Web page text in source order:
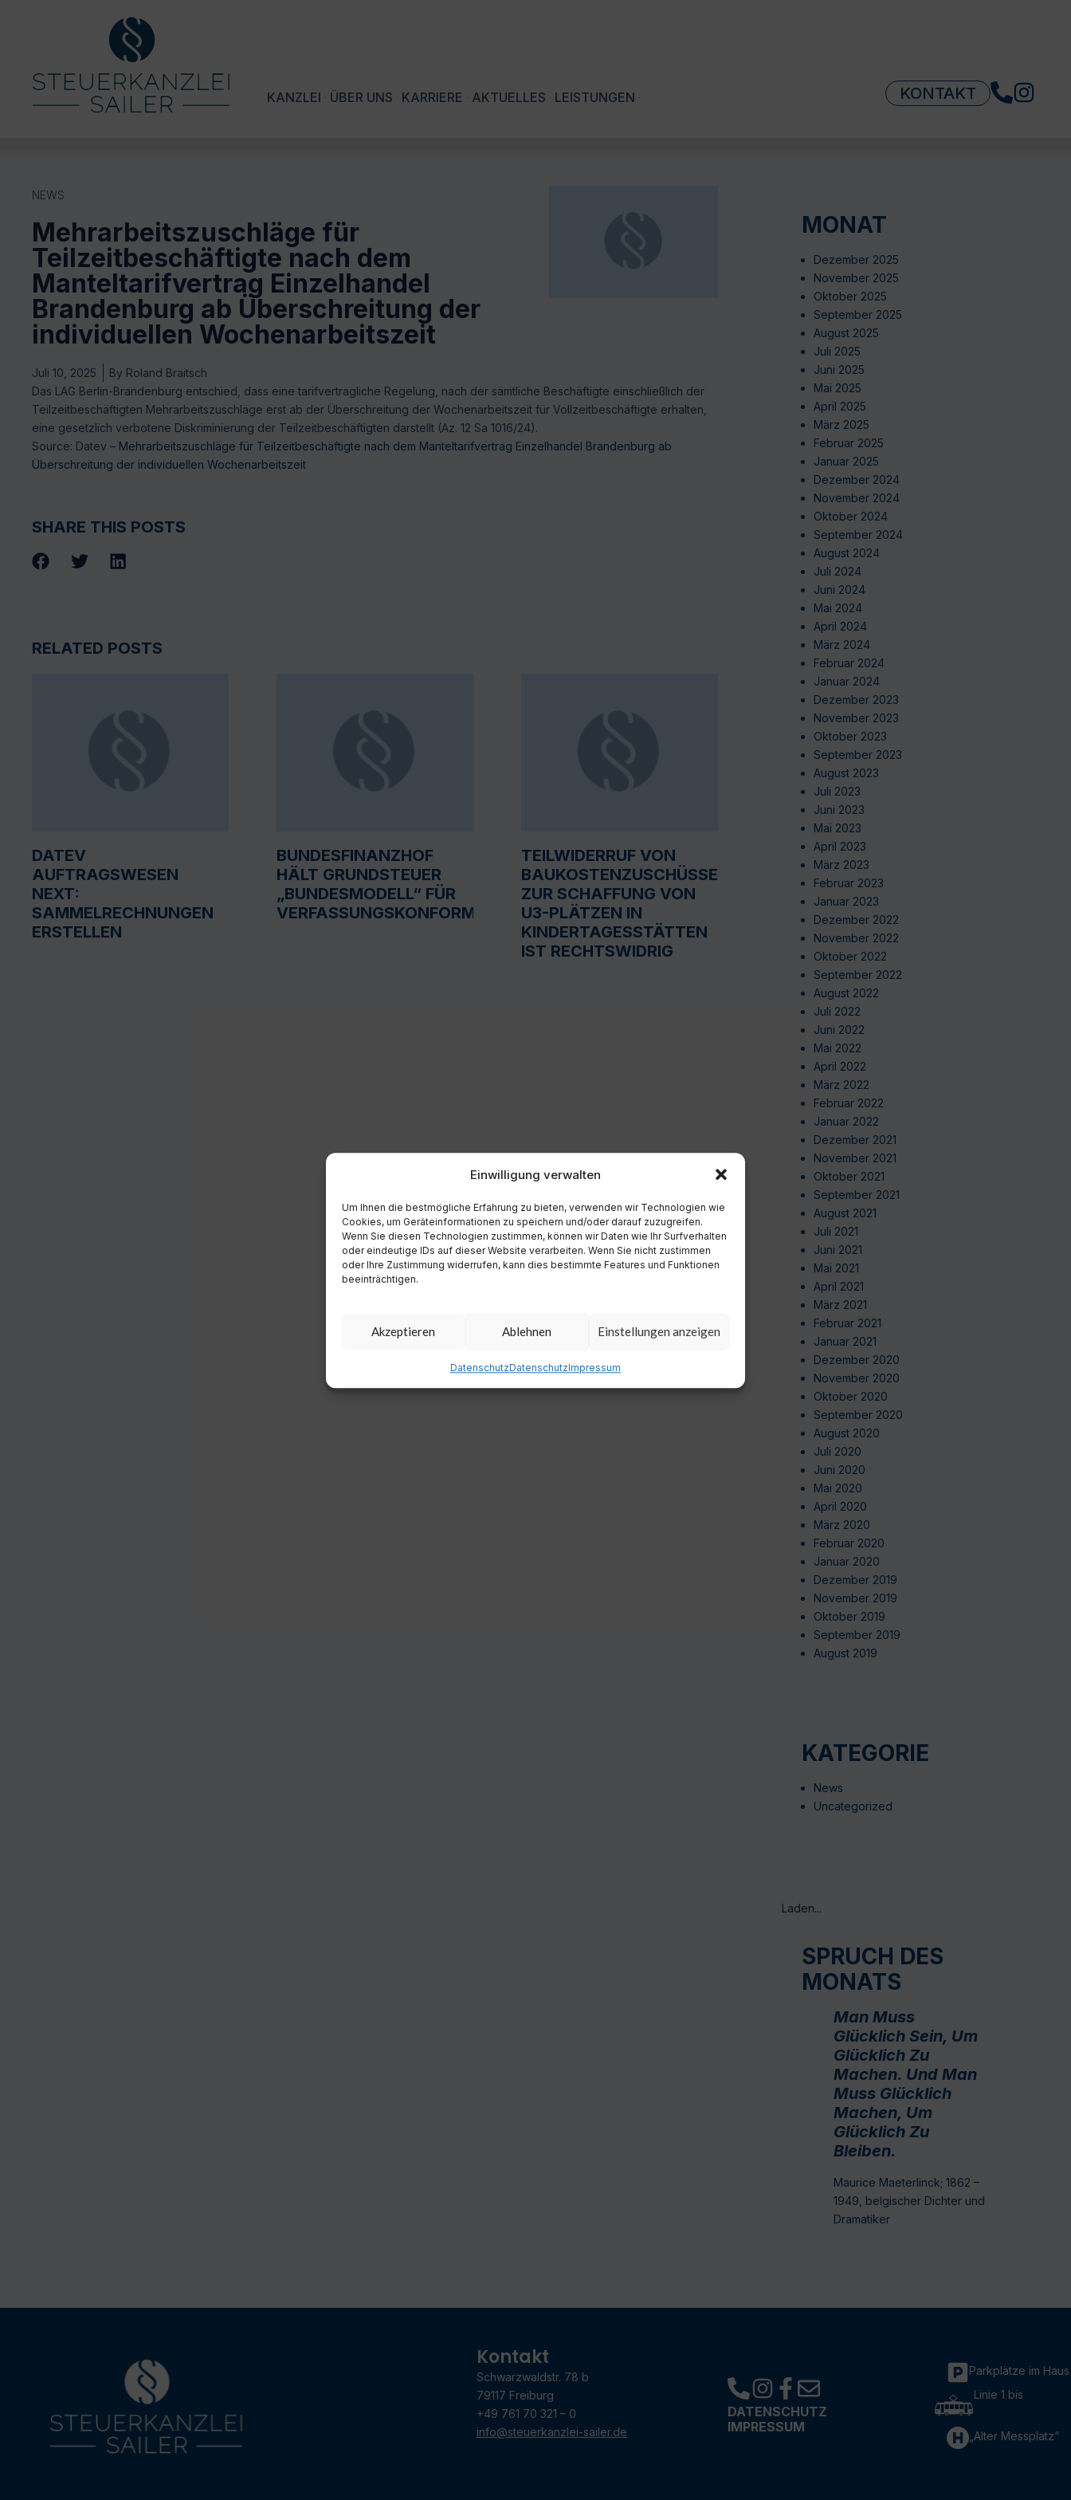
Einwilligung verwalten
Um Ihnen die bestmögliche Erfahrung zu bieten, verwenden wir Technologien wie
Cookies, um Geräteinformationen zu speichern und/oder darauf zuzugreifen.
Wenn Sie diesen Technologien zustimmen, können wir Daten wie Ihr Surfverhalten
oder eindeutige IDs auf dieser Website verarbeiten. Wenn Sie nicht zustimmen
oder Ihre Zustimmung widerrufen, kann dies bestimmte Features und Funktionen
beeinträchtigen.
Akzeptieren Ablehnen Einstellungen anzeigen
DatenschutzDatenschutzImpressum
KANZLEI ÜBER UNS KARRIERE AKTUELLES LEISTUNGEN KONTAKT
NEWS
Mehrarbeitszuschläge für
Teilzeitbeschäftigte nach dem
Manteltarifvertrag Einzelhandel
Brandenburg ab Überschreitung der
individuellen Wochenarbeitszeit
Juli 10, 2025 By Roland Braitsch
Das LAG Berlin-Brandenburg entschied, dass eine tarifvertragliche Regelung, nach der sämtliche Beschäftigte einschließlich der
Teilzeitbeschäftigten Mehrarbeitszuschläge erst ab der Überschreitung der Wochenarbeitszeit für Vollzeitbeschäftigte erhalten,
eine gesetzlich verbotene Diskriminierung der Teilzeitbeschäftigten darstellt (Az. 12 Sa 1016/24).
Source: Datev – Mehrarbeitszuschläge für Teilzeitbeschäftigte nach dem Manteltarifvertrag Einzelhandel Brandenburg ab
Überschreitung der individuellen Wochenarbeitszeit
SHARE THIS POSTS
RELATED POSTS
DATEV
AUFTRAGSWESEN
NEXT:
SAMMELRECHNUNGEN
ERSTELLEN
BUNDESFINANZHOF
HÄLT GRUNDSTEUER
„BUNDESMODELL“ FÜR
VERFASSUNGSKONFORM
TEILWIDERRUF VON
BAUKOSTENZUSCHÜSSEN
ZUR SCHAFFUNG VON
U3-PLÄTZEN IN
KINDERTAGESSTÄTTEN
IST RECHTSWIDRIG
MONAT
Dezember 2025
November 2025
Oktober 2025
September 2025
August 2025
Juli 2025
Juni 2025
Mai 2025
April 2025
März 2025
Februar 2025
Januar 2025
Dezember 2024
November 2024
Oktober 2024
September 2024
August 2024
Juli 2024
Juni 2024
Mai 2024
April 2024
März 2024
Februar 2024
Januar 2024
Dezember 2023
November 2023
Oktober 2023
September 2023
August 2023
Juli 2023
Juni 2023
Mai 2023
April 2023
März 2023
Februar 2023
Januar 2023
Dezember 2022
November 2022
Oktober 2022
September 2022
August 2022
Juli 2022
Juni 2022
Mai 2022
April 2022
März 2022
Februar 2022
Januar 2022
Dezember 2021
November 2021
Oktober 2021
September 2021
August 2021
Juli 2021
Juni 2021
Mai 2021
April 2021
März 2021
Februar 2021
Januar 2021
Dezember 2020
November 2020
Oktober 2020
September 2020
August 2020
Juli 2020
Juni 2020
Mai 2020
April 2020
März 2020
Februar 2020
Januar 2020
Dezember 2019
November 2019
Oktober 2019
September 2019
August 2019
KATEGORIE
News
Uncategorized
Laden...
SPRUCH DES
MONATS
Man Muss
Glücklich Sein, Um
Glücklich Zu
Machen. Und Man
Muss Glücklich
Machen, Um
Glücklich Zu
Bleiben.
Maurice Maeterlinck; 1862 –
1949, belgischer Dichter und
Dramatiker
Kontakt
Schwarzwaldstr. 78 b
79117 Freiburg
+49 761 70 321 – 0
info@steuerkanzlei-sailer.de
DATENSCHUTZ
IMPRESSUM
Parkplätze im Haus
Linie 1 bis
„Alter Messplatz“